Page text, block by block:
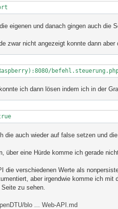
eigenen und danach gingen auch die
zwar nicht angezeigt konnte dann
ich dann lösen indem ich in der
die auch wieder auf false setzen und
über eine Hürde komme ich gerade
die verschiedenen Werte als
aber irgendwie komme ich mit
zu sehen.
blo ... Web-API.md